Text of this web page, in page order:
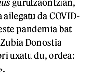
gurutzaontzian,
da COVID-
pandemia bat
Donostia
uxatu du, ordea: